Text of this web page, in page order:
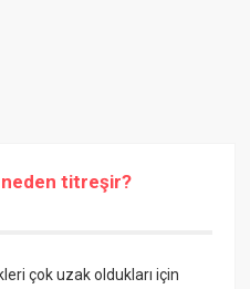
neden titreşir?
çok uzak oldukları için